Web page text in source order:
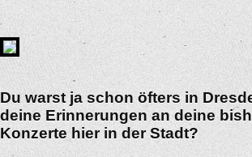
Du warst ja schon öfters in
deine Erinnerungen an deine
Konzerte hier in der Stadt?